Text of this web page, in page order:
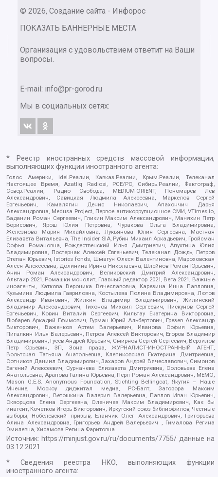
© 2026, Создание сайта - Инфорос
ПОКАЗАТЬ БАННЕРНЫЕ МЕСТА
Организация с удовольствием ответит на Ваши
вопросы.
E-mail: info@pr-gorod.ru
Мы в социальных сетях:
* Реестр иностранных средств массовой информации,
выполняющих функции иностранного агента:
Голос Америки, Idel.Реалии, Кавказ.Реалии, Крым.Реалии, Телеканал
Настоящее Время, Azatliq Radiosi, PCE/PC, Сибирь.Реалии, Фактограф,
Север.Реалии, Радио Свобода, MEDIUM-ORIENT, Пономарев Лев
Александрович, Савицкая Людмила Алексеевна, Маркелов Сергей
Евгеньевич, Камалягин Денис Николаевич, Апахончич Дарья
Александровна, Medusa Project, Первое антикоррупционное СМИ, VTimes.io,
Баданин Роман Сергеевич, Гликин Максим Александрович, Маняхин Петр
Борисович, Ярош Юлия Петровна, Чуракова Ольга Владимировна,
Железнова Мария Михайловна, Лукьянова Юлия Сергеевна, Маетная
Елизавета Витальевна, The Insider SIA, Рубин Михаил Аркадьевич, Гройсман
Софья Романовна, Рождественский Илья Дмитриевич, Апухтина Юлия
Владимировна, Постернак Алексей Евгеньевич, Телеканал Дождь, Петров
Степан Юрьевич, Istories fonds, Шмагун Олеся Валентиновна, Мароховская
Алеся Алексеевна, Долинина Ирина Николаевна, Шлейнов Роман Юрьевич,
Анин Роман Александрович, Великовский Дмитрий Александрович,
Альтаир 2021, Ромашки монолит, Главный редактор 2021, Вега 2021, Важные
иноагенты, Каткова Вероника Вячеславовна, Карезина Инна Павловна,
Кузьмина Людмила Гавриловна, Костылева Полина Владимировна, Лютов
Александр Иванович, Жилкин Владимир Владимирович, Жилинский
Владимир Александрович, Тихонов Михаил Сергеевич, Пискунов Сергей
Евгеньевич, Ковин Виталий Сергеевич, Кильтау Екатерина Викторовна,
Любарев Аркадий Ефимович, Гурман Юрий Альбертович, Грезев Александр
Викторович, Важенков Артем Валерьевич, Иванова София Юрьевна,
Пигалкин Илья Валерьевич, Петров Алексей Викторович, Егоров Владимир
Владимирович, Гусев Андрей Юрьевич, Смирнов Сергей Сергеевич, Верзилов
Петр Юрьевич, ЗП, Зона права, ЖУРНАЛИСТ-ИНОСТРАННЫЙ АГЕНТ,
Вольтская Татьяна Анатольевна, Клепиковская Екатерина Дмитриевна,
Сотников Даниил Владимирович, Захаров Андрей Вячеславович, Симонов
Евгений Алексеевич, Сурначева Елизавета Дмитриевна, Соловьева Елена
Анатольевна, Арапова Галина Юрьевна, Перл Роман Александрович, МЕМО,
Mason G.E.S. Anonymous Foundation, Stichting Bellingcat, Якутия – Наше
Мнение, Москоу диджитал медиа, РС-Балт, Заговора Максим
Александрович, Ветошкина Валерия Валерьевна, Павлов Иван Юрьевич,
Скворцова Елена Сергеевна, Оленичев Максим Владимирович, Как бы
инагент, Кочетков Игорь Викторович, Иркутский союз библиофилов, Честные
выборы, Нобелевский призыв, Еланчик Олег Александрович, Григорьева
Алина Александровна, Григорьев Андрей Валерьевич , Гималова Регина
Эмилевна, Хисамова Регина Фаритовна
Источник: https://minjust.gov.ru/ru/documents/7755/ данные на
03.12.2021
* Сведения реестра НКО, выполняющих функции
иностранного агента: